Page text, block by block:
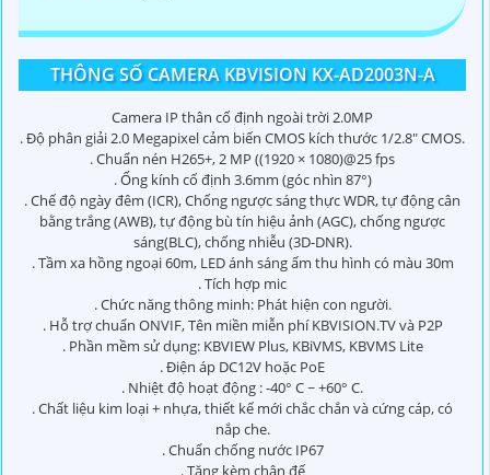
THÔNG SỐ CAMERA KBVISION KX-AD2003N-A
Camera IP thân cố định ngoài trời 2.0MP
. Độ phân giải 2.0 Megapixel cảm biến CMOS kích thước 1/2.8″ CMOS.
. Chuẩn nén H265+, 2 MP ((1920 × 1080)@25 fps
. Ống kính cố định 3.6mm (góc nhìn 87°)
. Chế độ ngày đêm (ICR), Chống ngược sáng thực WDR, tự động cân
bằng trắng (AWB), tự động bù tín hiệu ảnh (AGC), chống ngược
sáng(BLC), chống nhiễu (3D-DNR).
. Tầm xa hồng ngoại 60m, LED ánh sáng ấm thu hình có màu 30m
. Tích hợp mic
. Chức năng thông minh: Phát hiện con người.
. Hỗ trợ chuẩn ONVIF, Tên miền miễn phí KBVISION.TV và P2P
. Phần mềm sử dụng: KBVIEW Plus, KBiVMS, KBVMS Lite
. Điện áp DC12V hoặc PoE
. Nhiệt độ hoạt động : -40° C ~ +60° C.
. Chất liệu kim loại + nhựa, thiết kế mới chắc chắn và cứng cáp, có
nắp che.
. Chuẩn chống nước IP67
. Tặng kèm chân đế